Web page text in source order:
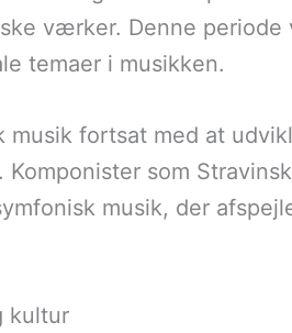
værker. Denne
temaer i musikken.
fortsat med at
som
musik, der
kultur